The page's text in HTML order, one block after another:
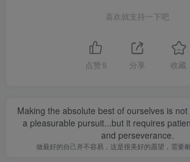
喜欢就支持一下吧
点赞 5 分享 收藏
Making the absolute best of ourselves is
a pleasurable pursuit...but it requires
and perseverance.
做最好的自己并不容易，这是很美好的愿望，需要